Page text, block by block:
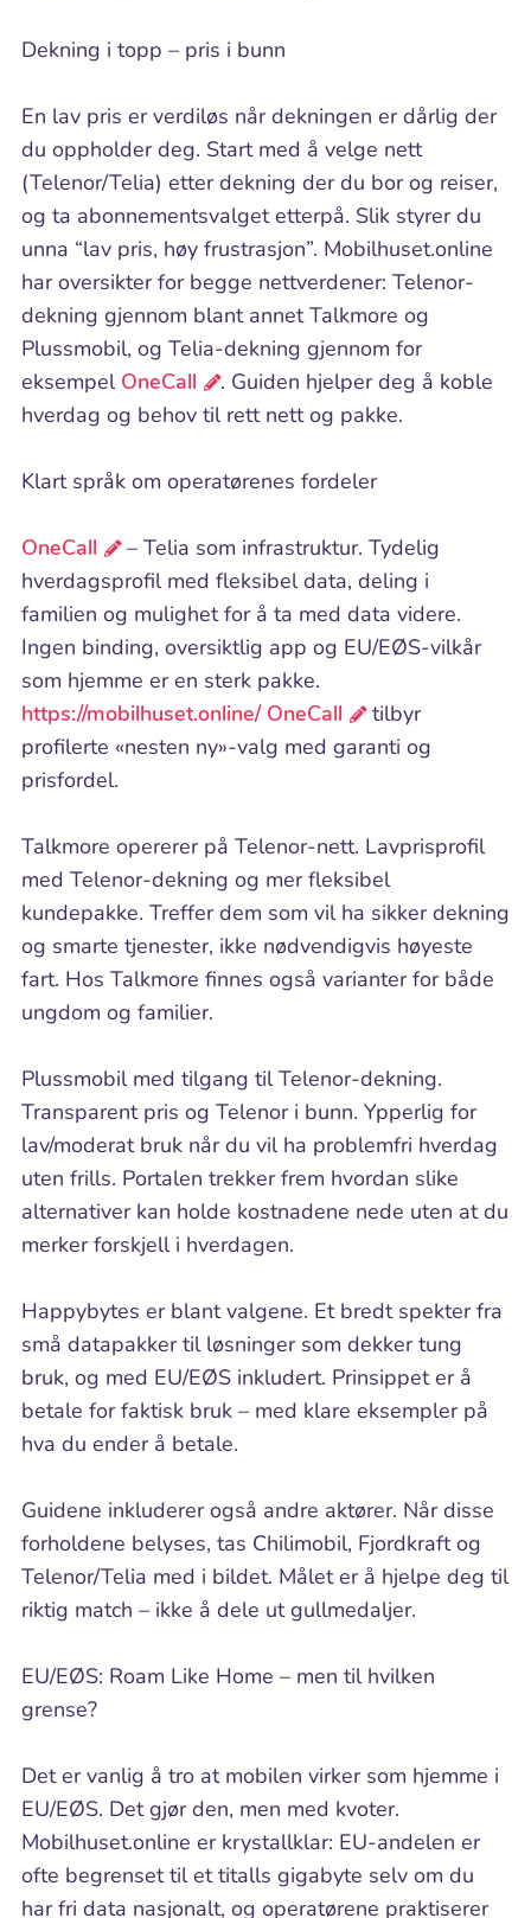
Dekning i topp – pris i bunn
En lav pris er verdiløs når dekningen er dårlig der
du oppholder deg. Start med å velge nett
(Telenor/Telia) etter dekning der du bor og reiser,
og ta abonnementsvalget etterpå. Slik styrer du
unna “lav pris, høy frustrasjon”. Mobilhuset.online
har oversikter for begge nettverdener: Telenor-
dekning gjennom blant annet Talkmore og
Plussmobil, og Telia-dekning gjennom for
eksempel OneCall
. Guiden hjelper deg å koble
hverdag og behov til rett nett og pakke.
Klart språk om operatørenes fordeler
OneCall
– Telia som infrastruktur. Tydelig
hverdagsprofil med fleksibel data, deling i
familien og mulighet for å ta med data videre.
Ingen binding, oversiktlig app og EU/EØS-vilkår
som hjemme er en sterk pakke.
https://mobilhuset.online/ OneCall
tilbyr
profilerte «nesten ny»-valg med garanti og
prisfordel.
Talkmore opererer på Telenor-nett. Lavprisprofil
med Telenor-dekning og mer fleksibel
kundepakke. Treffer dem som vil ha sikker dekning
og smarte tjenester, ikke nødvendigvis høyeste
fart. Hos Talkmore finnes også varianter for både
ungdom og familier.
Plussmobil med tilgang til Telenor-dekning.
Transparent pris og Telenor i bunn. Ypperlig for
lav/moderat bruk når du vil ha problemfri hverdag
uten frills. Portalen trekker frem hvordan slike
alternativer kan holde kostnadene nede uten at du
merker forskjell i hverdagen.
Happybytes er blant valgene. Et bredt spekter fra
små datapakker til løsninger som dekker tung
bruk, og med EU/EØS inkludert. Prinsippet er å
betale for faktisk bruk – med klare eksempler på
hva du ender å betale.
Guidene inkluderer også andre aktører. Når disse
forholdene belyses, tas Chilimobil, Fjordkraft og
Telenor/Telia med i bildet. Målet er å hjelpe deg til
riktig match – ikke å dele ut gullmedaljer.
EU/EØS: Roam Like Home – men til hvilken
grense?
Det er vanlig å tro at mobilen virker som hjemme i
EU/EØS. Det gjør den, men med kvoter.
Mobilhuset.online er krystallklar: EU-andelen er
ofte begrenset til et titalls gigabyte selv om du
har fri data nasjonalt, og operatørene praktiserer